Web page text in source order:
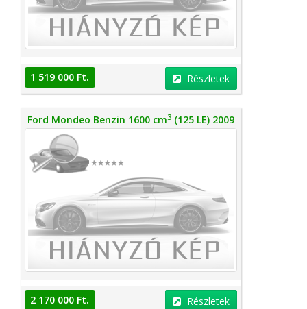
1 519 000 Ft. Részletek
Ford Mondeo Benzin 1600 cm3 (125 LE) 2009
2 170 000 Ft. Részletek